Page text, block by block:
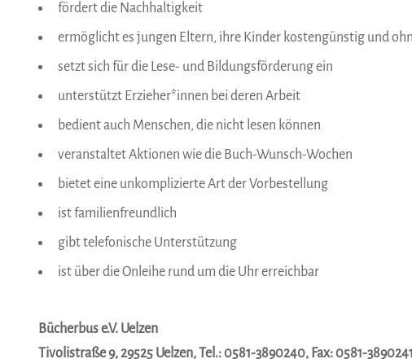
fördert die Nachhaltigkeit
ermöglicht es jungen Eltern, ihre Kinder kostengünstig und
setzt sich für die Lese- und Bildungsförderung ein
unterstützt Erzieher*innen bei deren Arbeit
bedient auch Menschen, die nicht lesen können
veranstaltet Aktionen wie die Buch-Wunsch-Wochen
bietet eine unkomplizierte Art der Vorbestellung
ist familienfreundlich
gibt telefonische Unterstützung
ist über die Onleihe rund um die Uhr erreichbar
Bücherbus e.V. Uelzen
Tivolistraße 9, 29525 Uelzen, Tel.: 0581-3890240, Fax: 0581-3890241